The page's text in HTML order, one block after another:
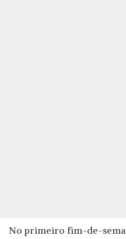
No primeiro fim-de-